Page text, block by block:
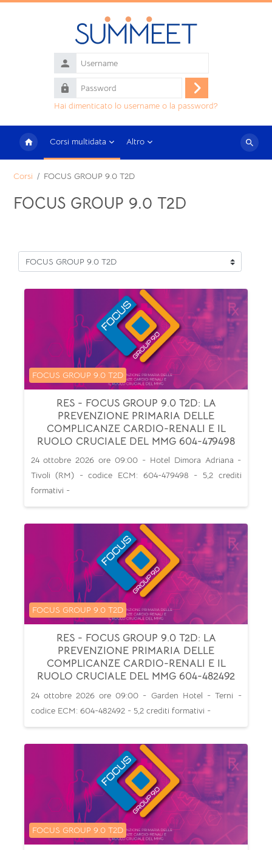
Username
Password
Login
Hai dimenticato lo username o la password?
Corsi multidata Altro
Cerca
Corsi FOCUS GROUP 9.0 T2D
FOCUS GROUP 9.0 T2D
Categorie di corso
RES - FOCUS GROUP 9.0 T2D: LA
PREVENZIONE PRIMARIA DELLE
COMPLICANZE CARDIO-RENALI E IL
RUOLO CRUCIALE DEL MMG 604-479498
Categoria di corsi
FOCUS GROUP 9.0 T2D
24 ottobre 2026 ore 09:00 - Hotel Dimora Adriana -
Tivoli (RM) - codice ECM: 604-479498 - 5,2 crediti
formativi -
RES - FOCUS GROUP 9.0 T2D: LA
PREVENZIONE PRIMARIA DELLE
COMPLICANZE CARDIO-RENALI E IL
RUOLO CRUCIALE DEL MMG 604-482492
Categoria di corsi
FOCUS GROUP 9.0 T2D
24 ottobre 2026 ore 09:00 - Garden Hotel - Terni -
codice ECM: 604-482492 - 5,2 crediti formativi -
Categoria di corsi
FOCUS GROUP 9.0 T2D